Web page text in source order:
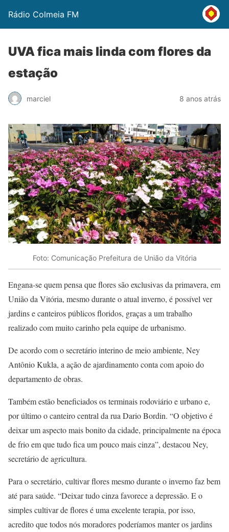
Rádio Colmeia FM
UVA fica mais linda com flores da
estação
marciel 8 anos atrás
Foto: Comunicação Prefeitura de União da Vitória
Engana-se quem pensa que flores são exclusivas da primavera, em
União da Vitória, mesmo durante o atual inverno, é possível ver
jardins e canteiros públicos floridos, graças a um trabalho
realizado com muito carinho pela equipe de urbanismo.
De acordo com o secretário interino de meio ambiente, Ney
Antônio Kukla, a ação de ajardinamento conta com apoio do
departamento de obras.
Também estão beneficiados os terminais rodoviário e urbano e,
por último o canteiro central da rua Dario Bordin. “O objetivo é
deixar um aspecto mais bonito da cidade, principalmente na época
de frio em que tudo fica um pouco mais cinza”, destacou Ney,
secretário de agricultura.
Para o secretário, cultivar flores mesmo durante o inverno faz bem
até para saúde. “Deixar tudo cinza favorece a depressão. E o
simples cultivar de flores é uma excelente terapia, por isso,
acredito que todos nós moradores poderíamos manter os jardins